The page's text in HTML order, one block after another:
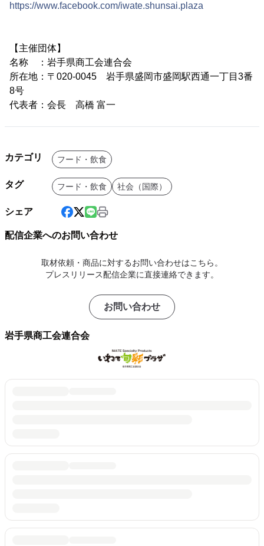
https://www.facebook.com/iwate.shunsai.plaza
【主催団体】
名称 ：岩手県商工会連合会
所在地：〒020-0045 岩手県盛岡市盛岡駅西通一丁目3番
8号
代表者：会長 高橋 富一
カテゴリ フード・飲食
タグ フード・飲食 社会（国際）
シェア
配信企業へのお問い合わせ
取材依頼・商品に対するお問い合わせはこちら。
プレスリリース配信企業に直接連絡できます。
お問い合わせ
岩手県商工会連合会